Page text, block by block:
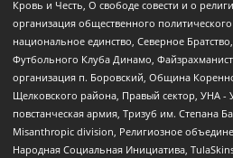
Кровь и Честь, О свободе совести и о
организация общественного
национальное единство, Северное
Футбольного Клуба Динамо,
организация п. Боровский, Община
Щелковского района, Правый сектор, УНА -
повстанческая армия, Тризуб им. Степана
Misanthropic division, Религиозное
Народная Социальная Инициатива,